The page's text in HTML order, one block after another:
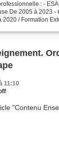
: -
De 2005 à 2023 -
2020 / Formation
11:10